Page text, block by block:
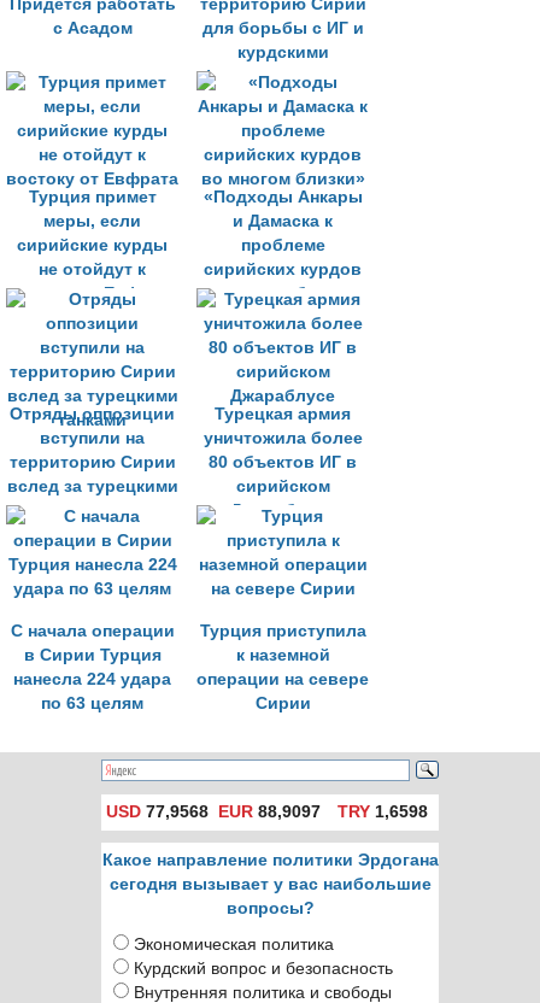
Придется работать
с Асадом
территорию Сирии
для борьбы с ИГ и
курдскими
формированиями»
Турция примет
меры, если
сирийские курды
не отойдут к
востоку от Евфрата
«Подходы Анкары
и Дамаска к
проблеме
сирийских курдов
во многом близки»
Отряды оппозиции
вступили на
территорию Сирии
вслед за турецкими
танками
Турецкая армия
уничтожила более
80 объектов ИГ в
сирийском
Джараблусе
С начала операции
в Сирии Турция
нанесла 224 удара
по 63 целям
Турция приступила
к наземной
операции на севере
Сирии
USD 77,9568 EUR 88,9097 TRY1,6598
Какое направление политики Эрдогана
сегодня вызывает у вас наибольшие
вопросы?
Экономическая политика
Курдский вопрос и безопасность
Внутренняя политика и свободы